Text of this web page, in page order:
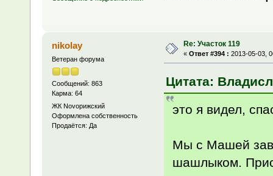
nikolay
Ветеран форума
Сообщений: 863
Карма: 64
ЖК Novoрижский
Оформлена собственность
Продаётся: Да
Re: Участок 119
« Ответ #394 : 2013-05-03,
Цитата:
это я видел,
Мы с Машей
шашлыком.